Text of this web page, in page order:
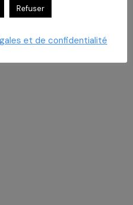
Refuser
et de confidentialité